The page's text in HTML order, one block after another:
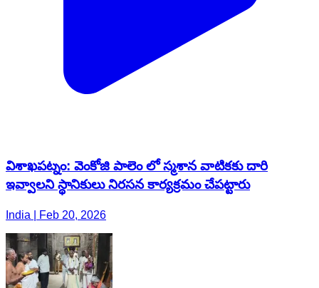
విశాఖపట్నం: వెంకోజి పాలెం లో స్మశాన వాటికకు దారి
ఇవ్వాలని స్థానికులు నిరసన కార్యక్రమం చేపట్టారు
India | Feb 20, 2026